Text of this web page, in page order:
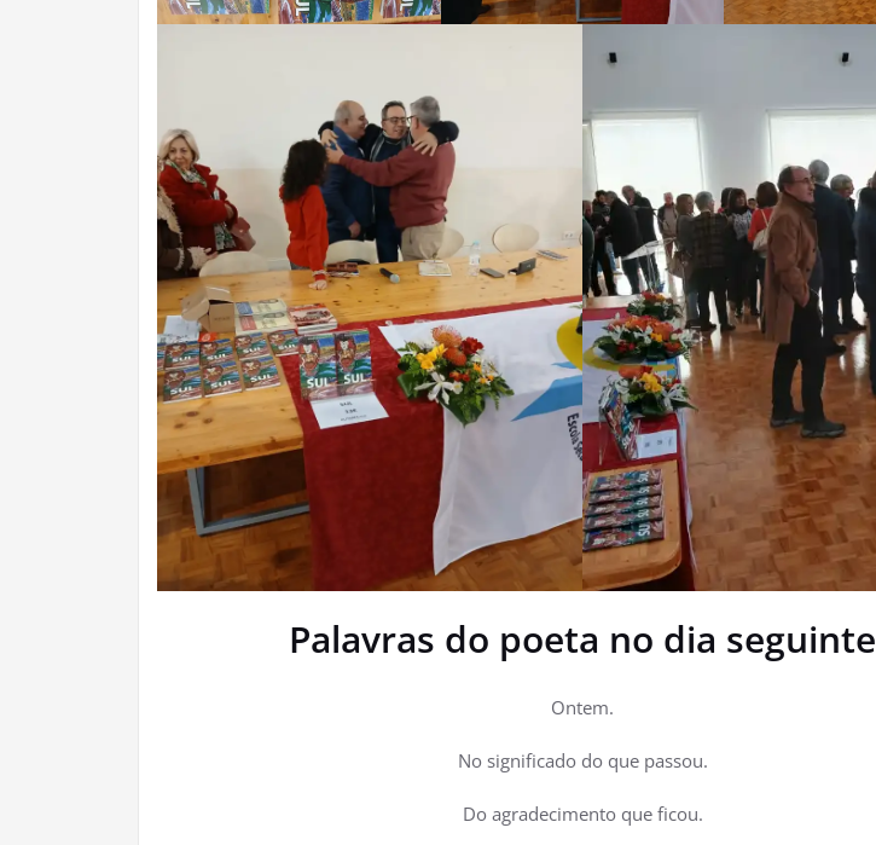
Palavras do poeta no dia seguinte
Ontem.
No significado do que passou.
Do agradecimento que ficou.